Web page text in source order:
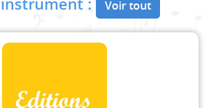
:
Voir tout